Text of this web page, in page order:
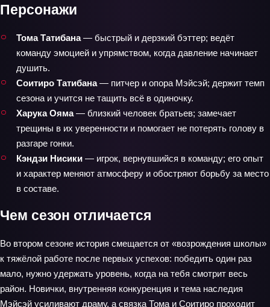
Персонажи
Тома Татибана— быстрый и дерзкий бэттер; ведёт
команду эмоцией и упрямством, когда давление начинает
душить.
Соитиро Татибана— питчер и опора Мэйсэй; держит темп
сезона и учится не тащить всё в одиночку.
Харука Ояма— близкий человек братьев; замечает
трещины в их уверенности и помогает не потерять голову в
разгаре гонки.
Кэндзи Нисики — игрок, вернувшийся в команду; его опыт
и характер меняют атмосферу и обостряют борьбу за место
в составе.
Чем сезон отличается
Во втором сезоне история смещается от «возрождения школы»
к тяжёлой работе после первых успехов: победить один раз
мало, нужно удержать уровень, когда на тебя смотрит весь
район. Новички, внутренняя конкуренция и тема наследия
Мэйсэй усиливают драму, а связка Тома и Соитиро проходит